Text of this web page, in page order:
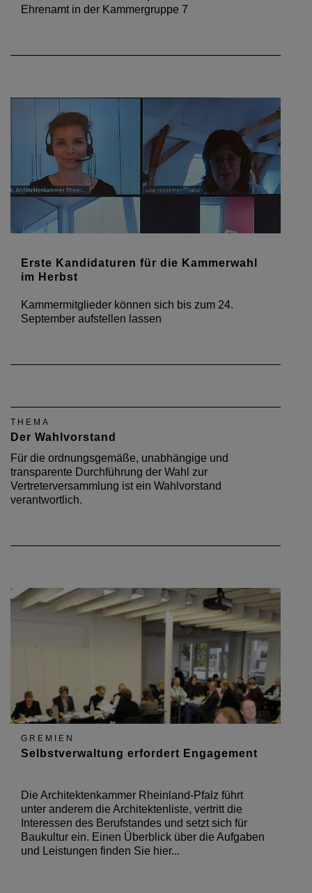
Ehrenamt in der Kammergruppe 7
Erste Kandidaturen für die Kammerwahl
im Herbst
Kammermitglieder können sich bis zum 24.
September aufstellen lassen
THEMA
Der Wahlvorstand
Für die ordnungsgemäße, unabhängige und
transparente Durchführung der Wahl zur
Vertreterversammlung ist ein Wahlvorstand
verantwortlich.
GREMIEN
Selbstverwaltung erfordert Engagement
Die Architektenkammer Rheinland-Pfalz führt
unter anderem die Architektenliste, vertritt die
Interessen des Berufstandes und setzt sich für
Baukultur ein. Einen Überblick über die Aufgaben
und Leistungen finden Sie hier...